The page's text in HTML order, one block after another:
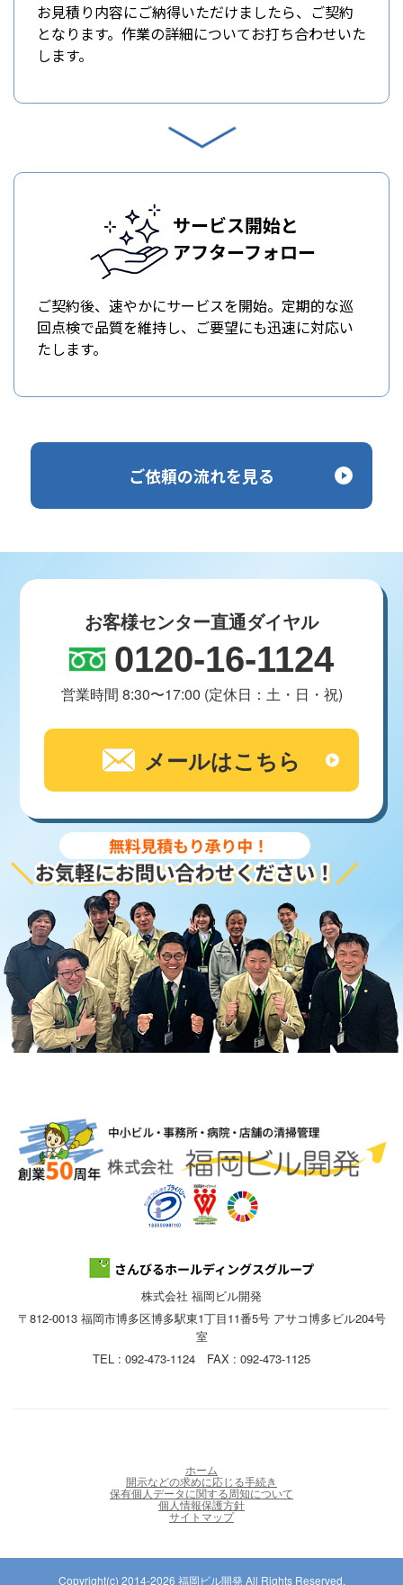
お見積り内容にご納得いただけましたら、ご契約
となります。作業の詳細についてお打ち合わせいた
します。
サービス開始と
アフターフォロー
ご契約後、速やかにサービスを開始。定期的な巡
回点検で品質を維持し、ご要望にも迅速に対応い
たします。
ご依頼の流れを見る
お客様センター直通ダイヤル
0120-16-1124
営業時間 8:30〜17:00 (定休日：土・日・祝)
メールはこちら
株式会社 福岡ビル開発
〒812-0013 福岡市博多区博多駅東1丁目11番5号 アサコ博多ビル204号
室
TEL : 092-473-1124 FAX : 092-473-1125
ホーム
開示などの求めに応じる手続き
保有個人データに関する周知について
個人情報保護方針
サイトマップ
Copyright(c) 2014-2026 福岡ビル開発 All Rights Reserved.